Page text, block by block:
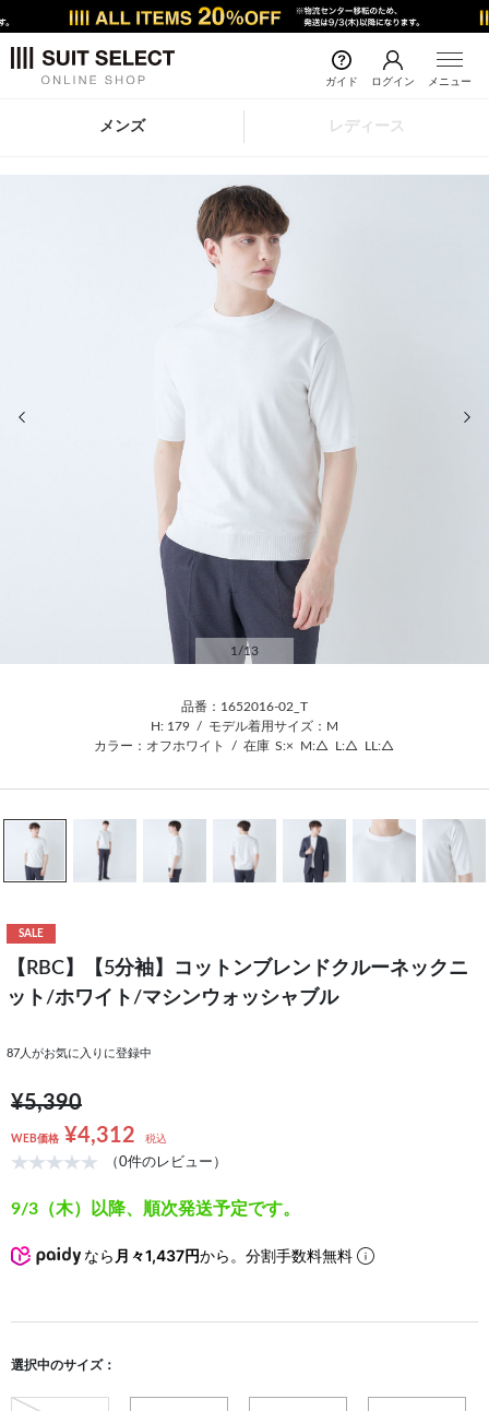
ガイド ログイン メニュー
メンズ レディース
1 /13
品番：1652016-02_T
H: 179 / モデル着用サイズ：M
カラー：オフホワイト
/ 在庫 S:× M:△ L:△ LL:△
SALE
【RBC】【5分袖】コットンブレンドクルーネックニ
ット/ホワイト/マシンウォッシャブル
87 人がお気に入りに登録中
¥5,390
WEB価格 ¥4,312 税込
（0件のレビュー）
9/3（木）以降、順次発送予定です。
なら 月々1,437円から。分割手数料無料
選択中のサイズ：